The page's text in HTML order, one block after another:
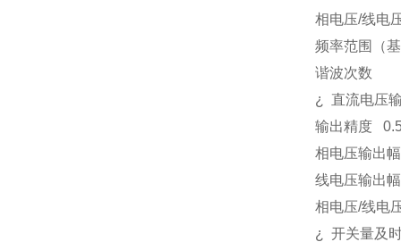
相电压/线电
频率范围（
谐波次数
¿
直流电压
输出精度
相电压输出
线电压输出
相电压/线电
¿
开关量及